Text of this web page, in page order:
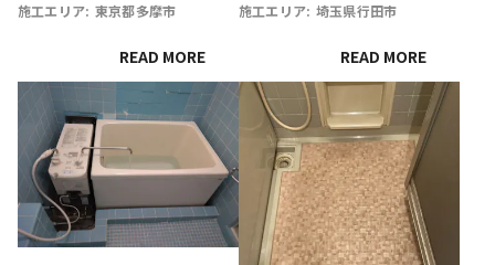
施工エリア: 東京都多摩市
READ MORE
施工エリア: 埼玉県行田市
READ MORE